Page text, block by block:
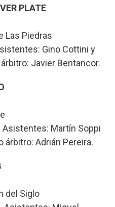
PLATE
Las Piedras
Gino Cottini y
Javier Bentancor.
Asistentes: Martín Soppi
árbitro: Adrián Pereira.
del Siglo